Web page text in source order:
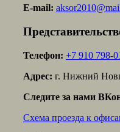
E-mail:
Телефон: +7 910 798-
Адрес: г. Нижний
Следите за нами
Схема проезда к